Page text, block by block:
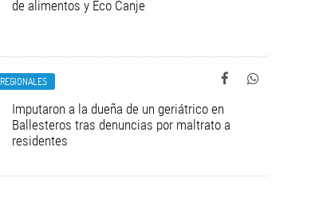
de alimentos y Eco Canje
REGIONALES
Imputaron a la dueña de un geriátrico en
Ballesteros tras denuncias por maltrato a
residentes